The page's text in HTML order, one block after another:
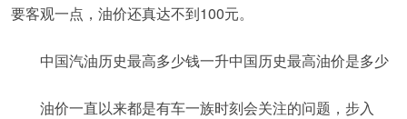
要客观一点，油价还真达不到100元。
中国汽油历史最高多少钱一升中国历史最高油价是多少
油价一直以来都是有车一族时刻会关注的问题，步入